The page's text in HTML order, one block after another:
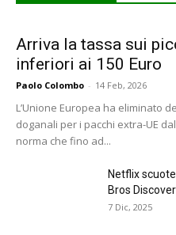
Arriva la tassa sui
inferiori ai 150 Euro
Paolo Colombo - 14 Feb, 2026
L’Unione Europea ha eliminato
doganali per i pacchi extra-UE
norma che fino ad...
Netflix
Bros
7 Dic, 2025